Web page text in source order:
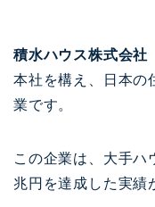
積水ハウス株式会社
本社を構え、日本の
業です。
この企業は、大手ハ
兆円を達成した実績